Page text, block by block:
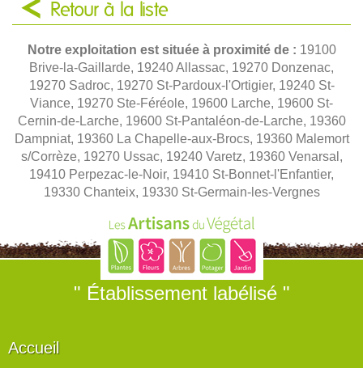
Retour à la liste
Notre exploitation est située à proximité de : 19100
Brive-la-Gaillarde, 19240 Allassac, 19270 Donzenac,
19270 Sadroc, 19270 St-Pardoux-l'Ortigier, 19240 St-
Viance, 19270 Ste-Féréole, 19600 Larche, 19600 St-
Cernin-de-Larche, 19600 St-Pantaléon-de-Larche, 19360
Dampniat, 19360 La Chapelle-aux-Brocs, 19360 Malemort
s/Corrèze, 19270 Ussac, 19240 Varetz, 19360 Venarsal,
19410 Perpezac-le-Noir, 19410 St-Bonnet-l'Enfantier,
19330 Chanteix, 19330 St-Germain-les-Vergnes
" Établissement labélisé "
Accueil